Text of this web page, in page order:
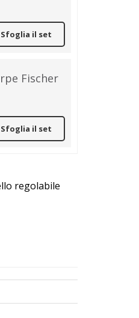
Sfoglia il set
Fischer
Sfoglia il set
regolabile